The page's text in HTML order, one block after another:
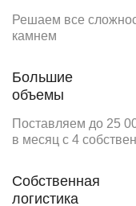
Решаем все
камнем
Большие
объемы
Поставляем до 25
в месяц с 4
Собственная
логистика